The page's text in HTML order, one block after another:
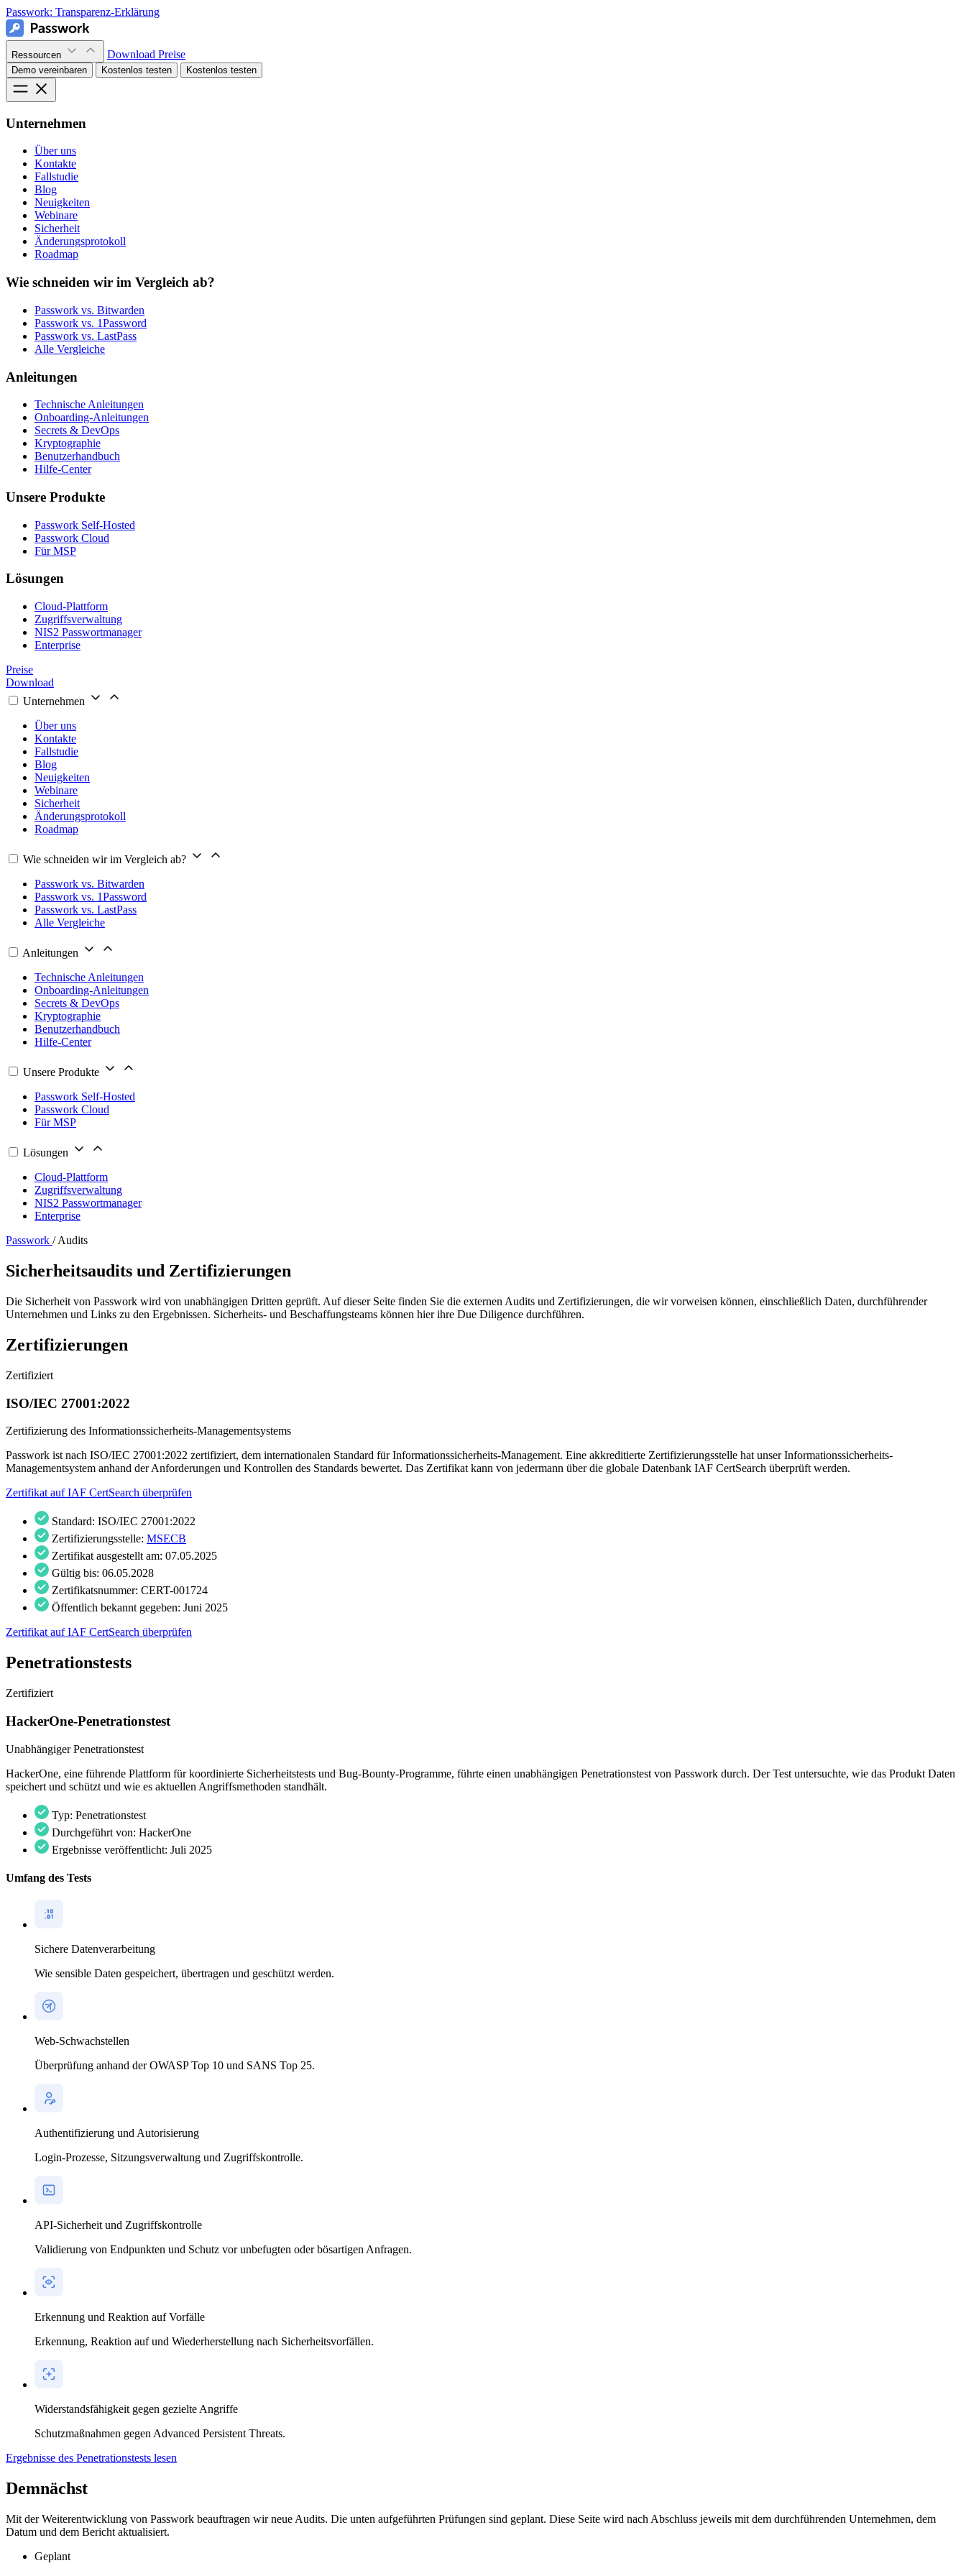
Passwork: Transparenz-Erklärung
Ressourcen Download Preise
Demo vereinbaren Kostenlos testen Kostenlos testen
Unternehmen
Über uns
Kontakte
Fallstudie
Blog
Neuigkeiten
Webinare
Sicherheit
Änderungsprotokoll
Roadmap
Wie schneiden wir im Vergleich ab?
Passwork vs. Bitwarden
Passwork vs. 1Password
Passwork vs. LastPass
Alle Vergleiche
Anleitungen
Technische Anleitungen
Onboarding-Anleitungen
Secrets & DevOps
Kryptographie
Benutzerhandbuch
Hilfe-Center
Unsere Produkte
Passwork Self-Hosted
Passwork Cloud
Für MSP
Lösungen
Cloud-Plattform
Zugriffsverwaltung
NIS2 Passwortmanager
Enterprise
Preise
Download
Unternehmen
Über uns
Kontakte
Fallstudie
Blog
Neuigkeiten
Webinare
Sicherheit
Änderungsprotokoll
Roadmap
Wie schneiden wir im Vergleich ab?
Passwork vs. Bitwarden
Passwork vs. 1Password
Passwork vs. LastPass
Alle Vergleiche
Anleitungen
Technische Anleitungen
Onboarding-Anleitungen
Secrets & DevOps
Kryptographie
Benutzerhandbuch
Hilfe-Center
Unsere Produkte
Passwork Self-Hosted
Passwork Cloud
Für MSP
Lösungen
Cloud-Plattform
Zugriffsverwaltung
NIS2 Passwortmanager
Enterprise
Passwork / Audits
Sicherheitsaudits und Zertifizierungen
Die Sicherheit von Passwork wird von unabhängigen Dritten geprüft. Auf dieser Seite finden Sie die externen Audits und Zertifizierungen, die wir vorweisen können, einschließlich Daten, durchführender
Unternehmen und Links zu den Ergebnissen. Sicherheits- und Beschaffungsteams können hier ihre Due Diligence durchführen.
Zertifizierungen
Zertifiziert
ISO/IEC 27001:2022
Zertifizierung des Informationssicherheits-Managementsystems
Passwork ist nach ISO/IEC 27001:2022 zertifiziert, dem internationalen Standard für Informationssicherheits-Management. Eine akkreditierte Zertifizierungsstelle hat unser Informationssicherheits-
Managementsystem anhand der Anforderungen und Kontrollen des Standards bewertet. Das Zertifikat kann von jedermann über die globale Datenbank IAF CertSearch überprüft werden.
Zertifikat auf IAF CertSearch überprüfen
Standard: ISO/IEC 27001:2022
Zertifizierungsstelle: MSECB
Zertifikat ausgestellt am: 07.05.2025
Gültig bis: 06.05.2028
Zertifikatsnummer: CERT-001724
Öffentlich bekannt gegeben: Juni 2025
Zertifikat auf IAF CertSearch überprüfen
Penetrationstests
Zertifiziert
HackerOne-Penetrationstest
Unabhängiger Penetrationstest
HackerOne, eine führende Plattform für koordinierte Sicherheitstests und Bug-Bounty-Programme, führte einen unabhängigen Penetrationstest von Passwork durch. Der Test untersuchte, wie das Produkt Daten
speichert und schützt und wie es aktuellen Angriffsmethoden standhält.
Typ: Penetrationstest
Durchgeführt von: HackerOne
Ergebnisse veröffentlicht: Juli 2025
Umfang des Tests
Sichere Datenverarbeitung
Wie sensible Daten gespeichert, übertragen und geschützt werden.
Web-Schwachstellen
Überprüfung anhand der OWASP Top 10 und SANS Top 25.
Authentifizierung und Autorisierung
Login-Prozesse, Sitzungsverwaltung und Zugriffskontrolle.
API-Sicherheit und Zugriffskontrolle
Validierung von Endpunkten und Schutz vor unbefugten oder bösartigen Anfragen.
Erkennung und Reaktion auf Vorfälle
Erkennung, Reaktion auf und Wiederherstellung nach Sicherheitsvorfällen.
Widerstandsfähigkeit gegen gezielte Angriffe
Schutzmaßnahmen gegen Advanced Persistent Threats.
Ergebnisse des Penetrationstests lesen
Demnächst
Mit der Weiterentwicklung von Passwork beauftragen wir neue Audits. Die unten aufgeführten Prüfungen sind geplant. Diese Seite wird nach Abschluss jeweils mit dem durchführenden Unternehmen, dem
Datum und dem Bericht aktualisiert.
Geplant